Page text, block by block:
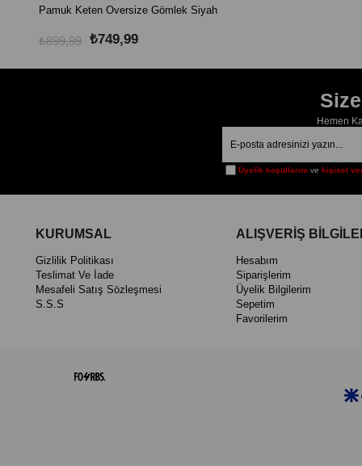
Pamuk Keten Oversize Gömlek Siyah
₺749,99
₺899,99
Hemen
Üyelik koşullarını ve kişisel
KURUMSAL
Gizlilik Politikası
Teslimat Ve İade
Mesafeli Satış Sözleşmesi
S.S.S
ALIŞVERİŞ
Hesabım
Siparişlerim
Üyelik Bilgilerim
Sepetim
Favorilerim